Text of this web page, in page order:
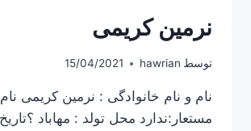
نرمین کریمی
توسط hawrian
15/04/2021
نام و نام خانوادگی : نرمین کریمی نام